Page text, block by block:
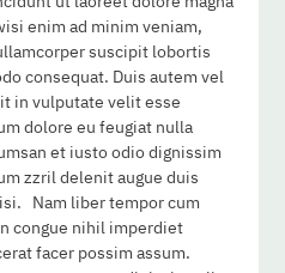
enim ad minim veniam,
suscipit lobortis
consequat. Duis autem vel
in vulputate velit esse
dolore eu feugiat nulla
et iusto odio dignissim
zzril delenit augue duis
Nam liber tempor cum
congue nihil imperdiet
facer possim assum.